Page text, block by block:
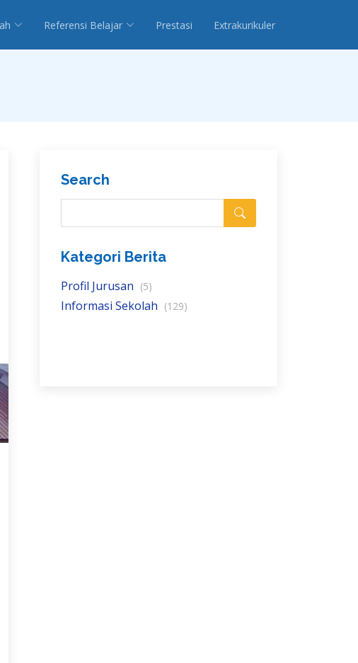
Referensi Belajar Prestasi Extrakurikuler
Search
Kategori Berita
Profil Jurusan (5)
Informasi Sekolah (129)